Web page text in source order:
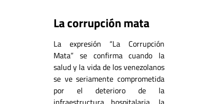
La corrupción mata
La expresión “La Corrupción
Mata” se confirma cuando la
salud y la vida de los venezolanos
se ve seriamente comprometida
por el deterioro de la